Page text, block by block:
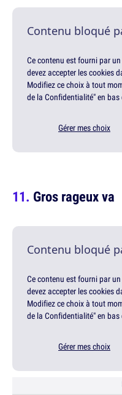
Contenu bloqué
Ce contenu est fourni par
devez accepter les cookies
Modifiez ce choix à tout
de la Confidentialité" en bas
Gérer mes choix
Gros rageux va
Contenu bloqué
Ce contenu est fourni par
devez accepter les cookies
Modifiez ce choix à tout
de la Confidentialité" en bas
Gérer mes choix